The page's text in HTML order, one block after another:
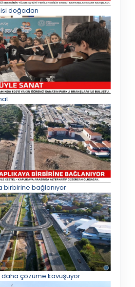
doğadan
birbirine bağlanıyor
daha çözüme kavuşuyor